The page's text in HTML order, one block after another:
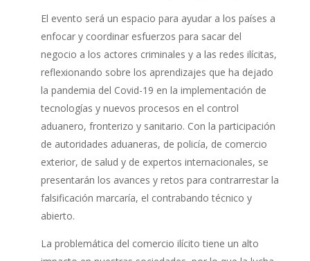
El evento será un espacio para ayudar a los países a
enfocar y coordinar esfuerzos para sacar del
negocio a los actores criminales y a las redes ilícitas,
reflexionando sobre los aprendizajes que ha dejado
la pandemia del Covid-19 en la implementación de
tecnologías y nuevos procesos en el control
aduanero, fronterizo y sanitario. Con la participación
de autoridades aduaneras, de policía, de comercio
exterior, de salud y de expertos internacionales, se
presentarán los avances y retos para contrarrestar la
falsificación marcaría, el contrabando técnico y
abierto.
La problemática del comercio ilícito tiene un alto